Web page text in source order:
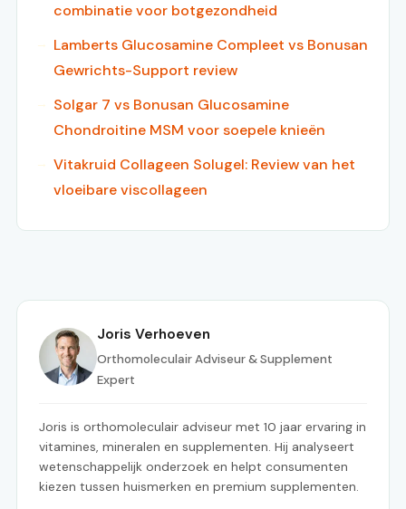
combinatie voor botgezondheid
Lamberts Glucosamine Compleet vs Bonusan
Gewrichts-Support review
Solgar 7 vs Bonusan Glucosamine
Chondroitine MSM voor soepele knieën
Vitakruid Collageen Solugel: Review van het
vloeibare viscollageen
Joris Verhoeven
Orthomoleculair Adviseur & Supplement
Expert
Joris is orthomoleculair adviseur met 10 jaar ervaring in
vitamines, mineralen en supplementen. Hij analyseert
wetenschappelijk onderzoek en helpt consumenten
kiezen tussen huismerken en premium supplementen.